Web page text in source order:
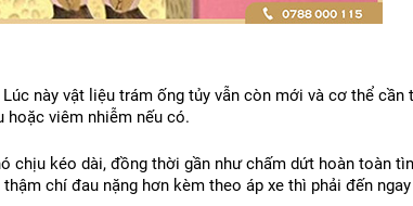
này vật liệu trám ống tủy vẫn còn mới và cơ thể
viêm nhiễm nếu có.
kéo dài, đồng thời gần như chấm dứt hoàn toàn
chí đau nặng hơn kèm theo áp xe thì phải đến